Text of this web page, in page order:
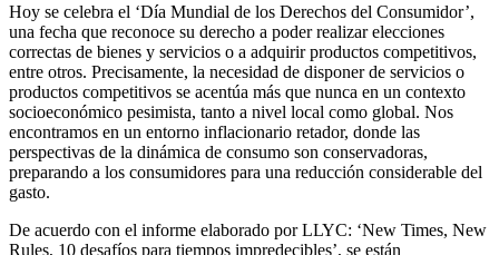
Hoy se celebra el ‘Día Mundial de los Derechos del Consumidor’,
una fecha que reconoce su derecho a poder realizar elecciones
correctas de bienes y servicios o a adquirir productos competitivos,
entre otros. Precisamente, la necesidad de disponer de servicios o
productos competitivos se acentúa más que nunca en un contexto
socioeconómico pesimista, tanto a nivel local como global. Nos
encontramos en un entorno inflacionario retador, donde las
perspectivas de la dinámica de consumo son conservadoras,
preparando a los consumidores para una reducción considerable del
gasto.
De acuerdo con el informe elaborado por LLYC: ‘New Times, New
Rules, 10 desafíos para tiempos impredecibles’, se están